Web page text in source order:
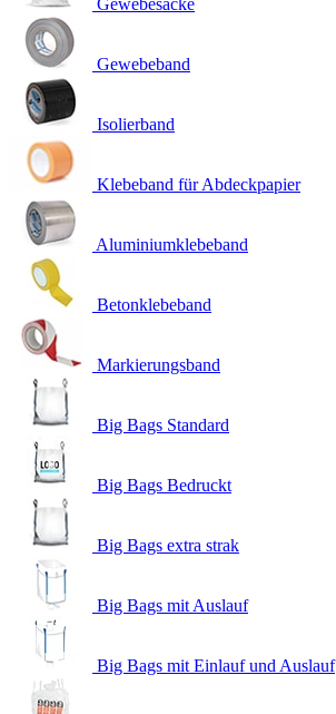
Gewebeband
Isolierband
Klebeband für Abdeckpapier
Aluminiumklebeband
Betonklebeband
Markierungsband
Big Bags Standard
Big Bags Bedruckt
Big Bags extra strak
Big Bags mit Auslauf
Big Bags mit Einlauf und Auslauf